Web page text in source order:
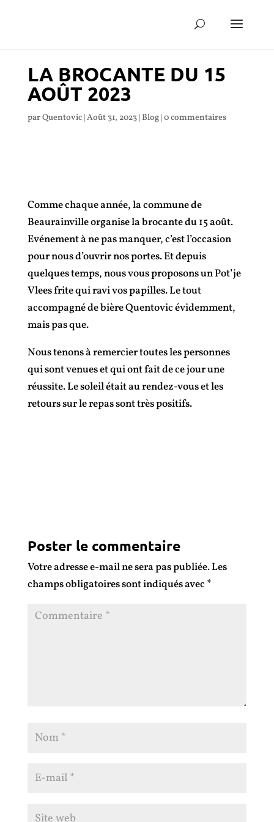
LA BROCANTE DU 15
AOÛT 2023
parQuentovic|Août 31, 2023|Blog|0 commentaires
Comme chaque année, la commune de
Beaurainville organise la brocante du 15 août.
Evénement à ne pas manquer, c’est l’occasion
pour nous d’ouvrir nos portes. Et depuis
quelques temps, nous vous proposons un Pot’je
Vlees frite qui ravi vos papilles. Le tout
accompagné de bière Quentovic évidemment,
mais pas que.
Nous tenons à remercier toutes les personnes
qui sont venues et qui ont fait de ce jour une
réussite. Le soleil était au rendez-vous et les
retours sur le repas sont très positifs.
Poster le commentaire
Votre adresse e-mail ne sera pas publiée.Les
champs obligatoires sont indiqués avec *